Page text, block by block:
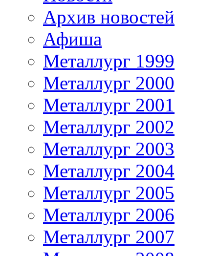
Архив новостей
Афиша
Металлург 1999
Металлург 2000
Металлург 2001
Металлург 2002
Металлург 2003
Металлург 2004
Металлург 2005
Металлург 2006
Металлург 2007